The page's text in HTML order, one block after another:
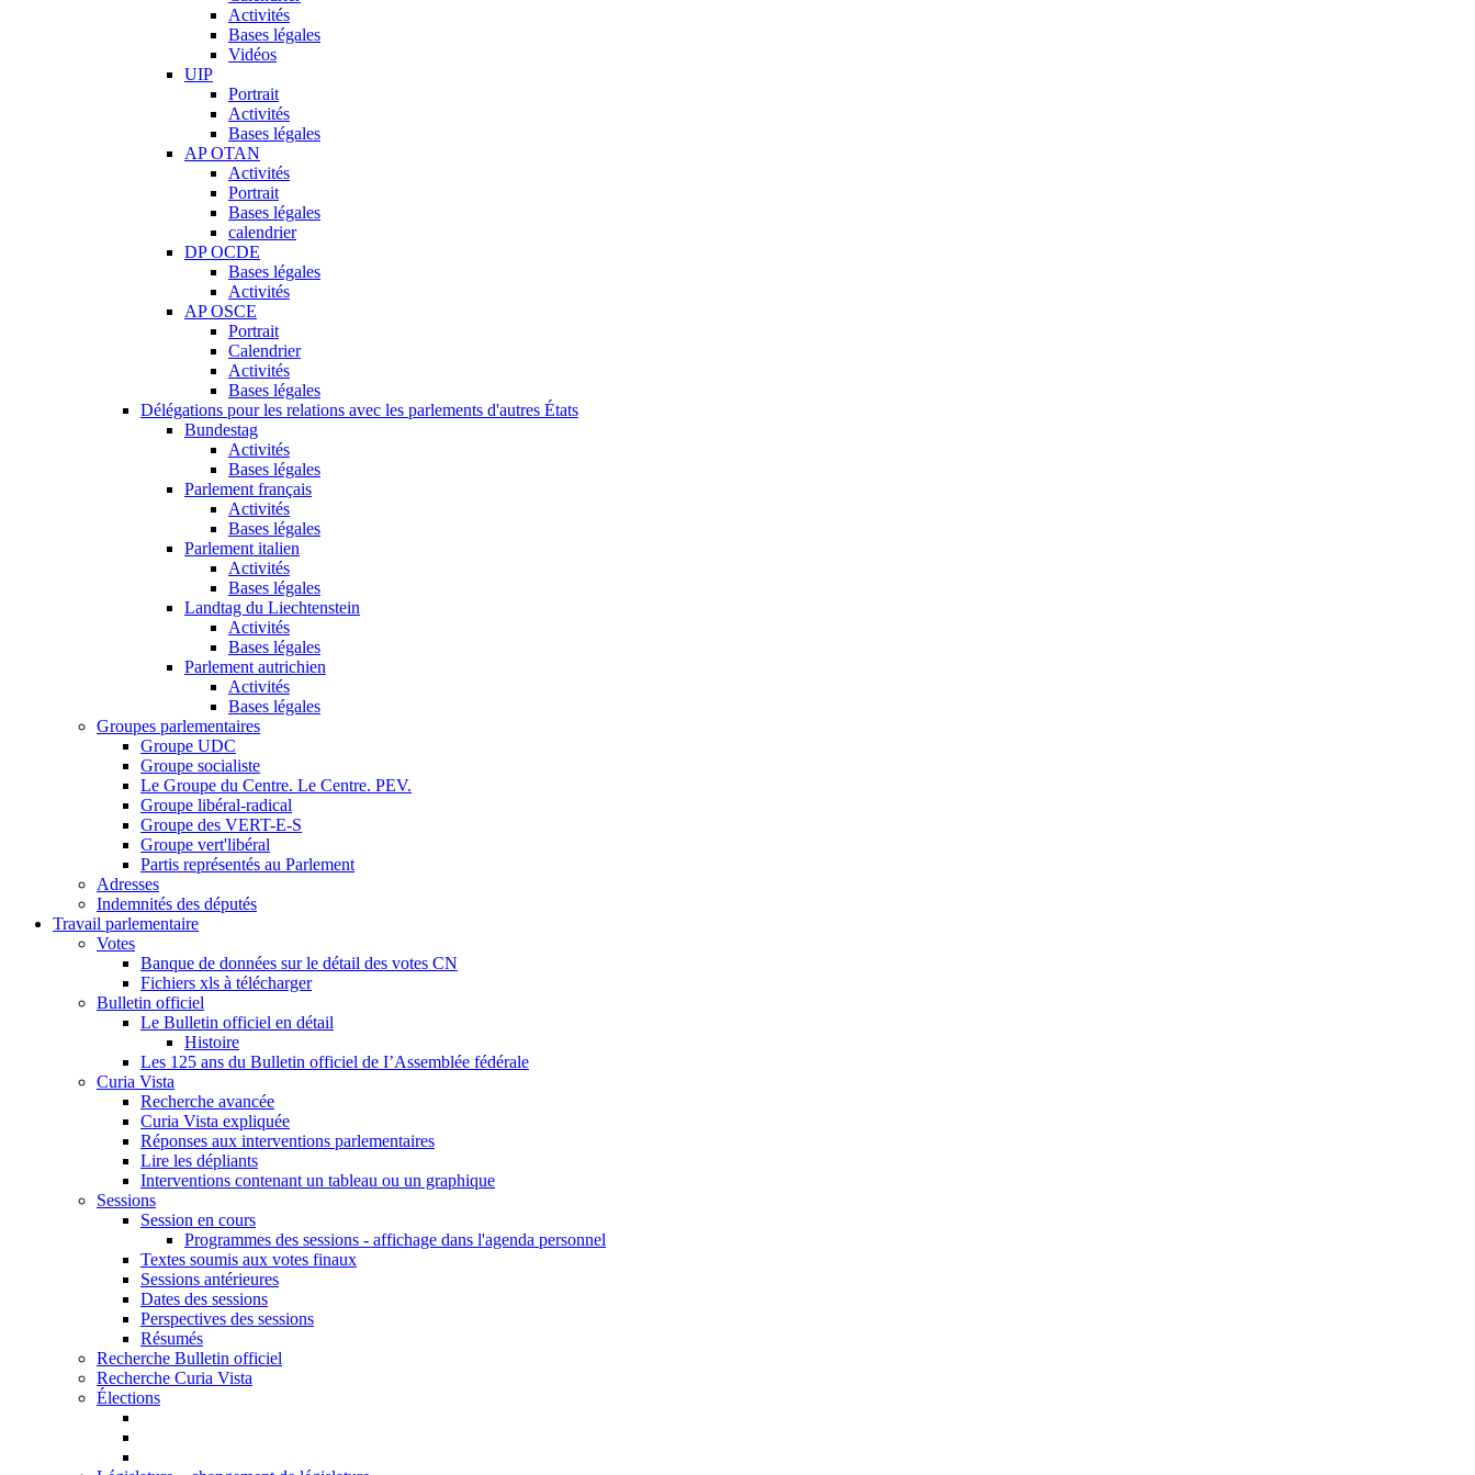
Activités
Bases légales
Vidéos
UIP
Portrait
Activités
Bases légales
AP OTAN
Activités
Portrait
Bases légales
calendrier
DP OCDE
Bases légales
Activités
AP OSCE
Portrait
Calendrier
Activités
Bases légales
Délégations pour les relations avec les parlements d'autres États
Bundestag
Activités
Bases légales
Parlement français
Activités
Bases légales
Parlement italien
Activités
Bases légales
Landtag du Liechtenstein
Activités
Bases légales
Parlement autrichien
Activités
Bases légales
Groupes parlementaires
Groupe UDC
Groupe socialiste
Le Groupe du Centre. Le Centre. PEV.
Groupe libéral-radical
Groupe des VERT-E-S
Groupe vert'libéral
Partis représentés au Parlement
Adresses
Indemnités des députés
Travail parlementaire
Votes
Banque de données sur le détail des votes CN
Fichiers xls à télécharger
Bulletin officiel
Le Bulletin officiel en détail
Histoire
Les 125 ans du Bulletin officiel de I’Assemblée fédérale
Curia Vista
Recherche avancée
Curia Vista expliquée
Réponses aux interventions parlementaires
Lire les dépliants
Interventions contenant un tableau ou un graphique
Sessions
Session en cours
Programmes des sessions - affichage dans l'agenda personnel
Textes soumis aux votes finaux
Sessions antérieures
Dates des sessions
Perspectives des sessions
Résumés
Recherche Bulletin officiel
Recherche Curia Vista
Élections